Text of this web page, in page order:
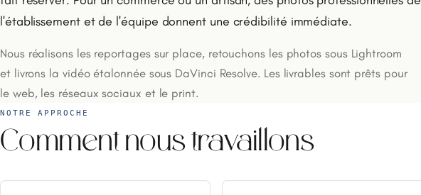
l'établissement et de l'équipe donnent une crédibilité immédiate.
Nous réalisons les reportages sur place, retouchons les photos sous Lightroom
et livrons la vidéo étalonnée sous DaVinci Resolve. Les livrables sont prêts pour
le web, les réseaux sociaux et le print.
NOTRE APPROCHE
Comment nous travaillons